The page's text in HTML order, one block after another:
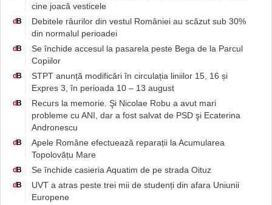
cine joacă vesticele
dB
Debitele râurilor din vestul României au scăzut sub 30%
din normalul perioadei
dB
Se închide accesul la pasarela peste Bega de la Parcul
Copiilor
dB
STPT anunță modificări în circulația liniilor 15, 16 și
Expres 3, în perioada 10 – 13 august
dB
Recurs la memorie. Şi Nicolae Robu a avut mari
probleme cu ANI, dar a fost salvat de PSD şi Ecaterina
Andronescu
dB
Apele Române efectuează reparații la Acumularea
Topolovățu Mare
dB Se închide casieria Aquatim de pe strada Oituz
dB
UVT a atras peste trei mii de studenți din afara Uniunii
Europene